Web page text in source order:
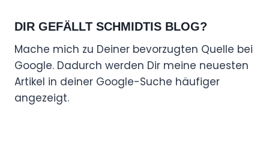
DIR GEFÄLLT SCHMIDTIS BLOG?
Mache mich zu Deiner bevorzugten Quelle bei
Google. Dadurch werden Dir meine neuesten
Artikel in deiner Google-Suche häufiger
angezeigt.